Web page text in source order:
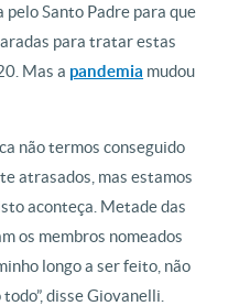
Santo Padre para que
para tratar estas
Mas a pandemia mudou
não termos conseguido
atrasados, mas estamos
aconteça. Metade das
os membros nomeados
longo a ser feito, não
disse Giovanelli.